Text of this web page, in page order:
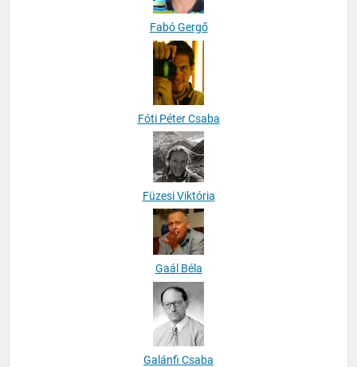
Fabó Gergő
Fóti Péter Csaba
Füzesi Viktória
Gaál Béla